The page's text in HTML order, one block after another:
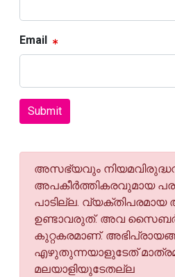
Email
Submit
അസഭ്യവും
അപകീര്‍ത്തികരവുമായ
പാടില്ല. വ്യക്തിപരമായ
ഉണ്ടാവരുത്. അവ സൈബര്‍
കുറ്റകരമാണ്.
എഴുതുന്നയാളുടേത്
മലയാളിയുടേതല്ല